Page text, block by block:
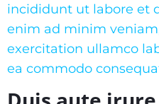
incididunt ut labore et
enim ad minim
exercitation ullamco
ea commodo